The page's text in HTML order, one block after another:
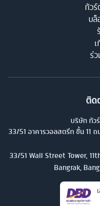
ทัว
บล็
ร่
ติด
บริษัท ทัว
33/51 อาคารวอลสตรีท ชั้น 11
33/51 Wall Street Tower,
Bangrak,